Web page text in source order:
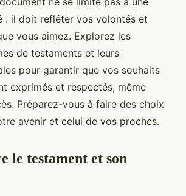
: il doit refléter vos volontés et
vous aimez. Explorez les
de testaments et leurs
pour garantir que vos souhaits
exprimés et respectés, même
Préparez-vous à faire des choix
avenir et celui de vos proches.
le testament et son